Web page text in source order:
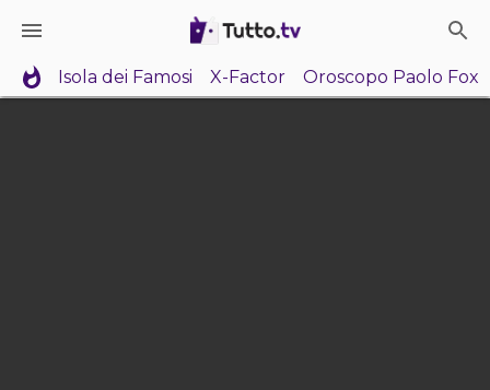
Isola dei Famosi X-Factor Oroscopo Paolo Fox